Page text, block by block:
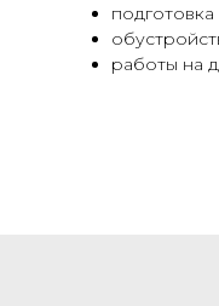
работы на